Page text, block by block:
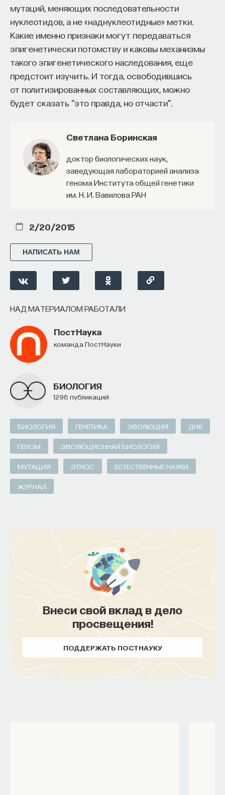
мутаций, меняющих последовательности
нуклеотидов, а не «наднуклеотидные» метки.
Какие именно признаки могут передаваться
эпигенетически потомству и каковы механизмы
такого эпигенетического наследования, еще
предстоит изучить. И тогда, освободившись
от политизированных составляющих, можно
будет сказать "это правда, но отчасти".
Светлана Боринская
доктор биологических наук,
заведующая лабораторией анализа
генома Института общей генетики
им. Н. И. Вавилова РАН
2/20/2015
НАПИСАТЬ НАМ
НАД МАТЕРИАЛОМ РАБОТАЛИ
ПостНаука
команда ПостНауки
БИОЛОГИЯ
1298 публикаций
БИОЛОГИЯ ГЕНЕТИКА ЭВОЛЮЦИЯ ДНК
ГЕНОМ ЭВОЛЮЦИОННАЯ БИОЛОГИЯ
МУТАЦИЯ ЭТНОС ЕСТЕСТВЕННЫЕ НАУКИ
ЖУРНАЛ
Внеси свой вклад в дело
просвещения!
ПОДДЕРЖАТЬ ПОСТНАУКУ